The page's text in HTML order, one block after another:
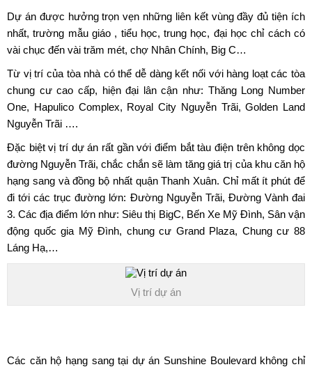
Dự án được hưởng trọn vẹn những liên kết vùng đầy đủ tiện ích
nhất, trường mẫu giáo , tiểu học, trung học, đại học chỉ cách có
vài chục đến vài trăm mét, chợ Nhân Chính, Big C…
Từ vị trí của tòa nhà có thể dễ dàng kết nối với hàng loạt các tòa
chung cư cao cấp, hiện đại lân cận như: Thăng Long Number
One, Hapulico Complex, Royal City Nguyễn Trãi, Golden Land
Nguyễn Trãi ….
Đặc biệt vị trí dự án rất gần với điểm bắt tàu điện trên không dọc
đường Nguyễn Trãi, chắc chắn sẽ làm tăng giá trị của khu căn hộ
hạng sang và đồng bộ nhất quận Thanh Xuân. Chỉ mất ít phút để
đi tới các trục đường lớn: Đường Nguyễn Trãi, Đường Vành đai
3. Các địa điểm lớn như: Siêu thị BigC, Bến Xe Mỹ Đình, Sân vận
động quốc gia Mỹ Đình, chung cư Grand Plaza, Chung cư 88
Láng Hạ,…
Vị trí dự án
Các căn hộ hạng sang tại dự án Sunshine Boulevard không chỉ